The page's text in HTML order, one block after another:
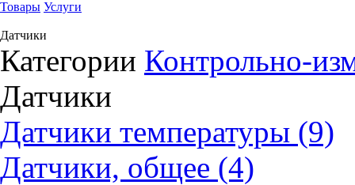
Товары Услуги
Датчики
Категории Контрольно-
Датчики
Датчики температуры (9)
Датчики, общее (4)